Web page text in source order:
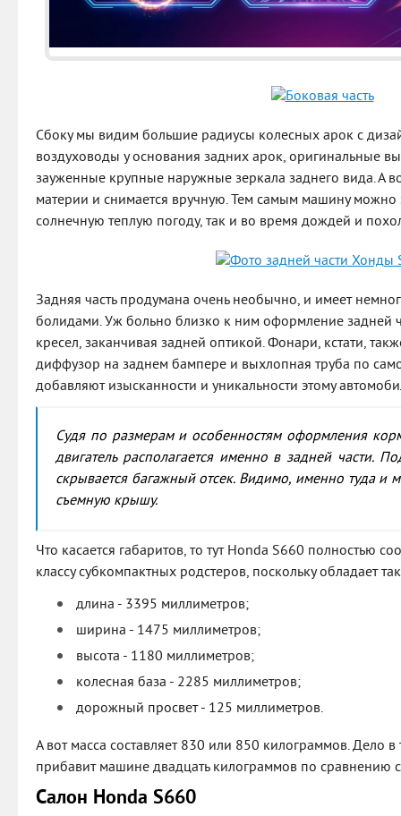
Сбоку мы видим большие радиусы колесных арок с
воздуховоды у основания задних арок, оригинальные
зауженные крупные наружные зеркала заднего вида. А
материи и снимается вручную. Тем самым машину можно
солнечную теплую погоду, так и во время дождей и
Задняя часть продумана очень необычно, и имеет
болидами. Уж больно близко к ним оформление задней
кресел, заканчивая задней оптикой. Фонари, кстати,
диффузор на заднем бампере и выхлопная труба по
добавляют изысканности и уникальности этому
Судя по размерам и особенностям оформления
двигатель располагается именно в задней части.
скрывается багажный отсек. Видимо, именно туда и
съемную крышу.
Что касается габаритов, то тут Honda S660 полностью
классу субкомпактных родстеров, поскольку обладает
длина - 3395 миллиметров;
ширина - 1475 миллиметров;
высота - 1180 миллиметров;
колесная база - 2285 миллиметров;
дорожный просвет - 125 миллиметров.
А вот масса составляет 830 или 850 килограммов. Дело
прибавит машине двадцать килограммов по сравнению
Салон Honda S660